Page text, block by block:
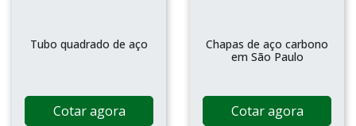
Tubo quadrado de aço
Cotar agora
Chapas de aço carbono
em São Paulo
Cotar agora